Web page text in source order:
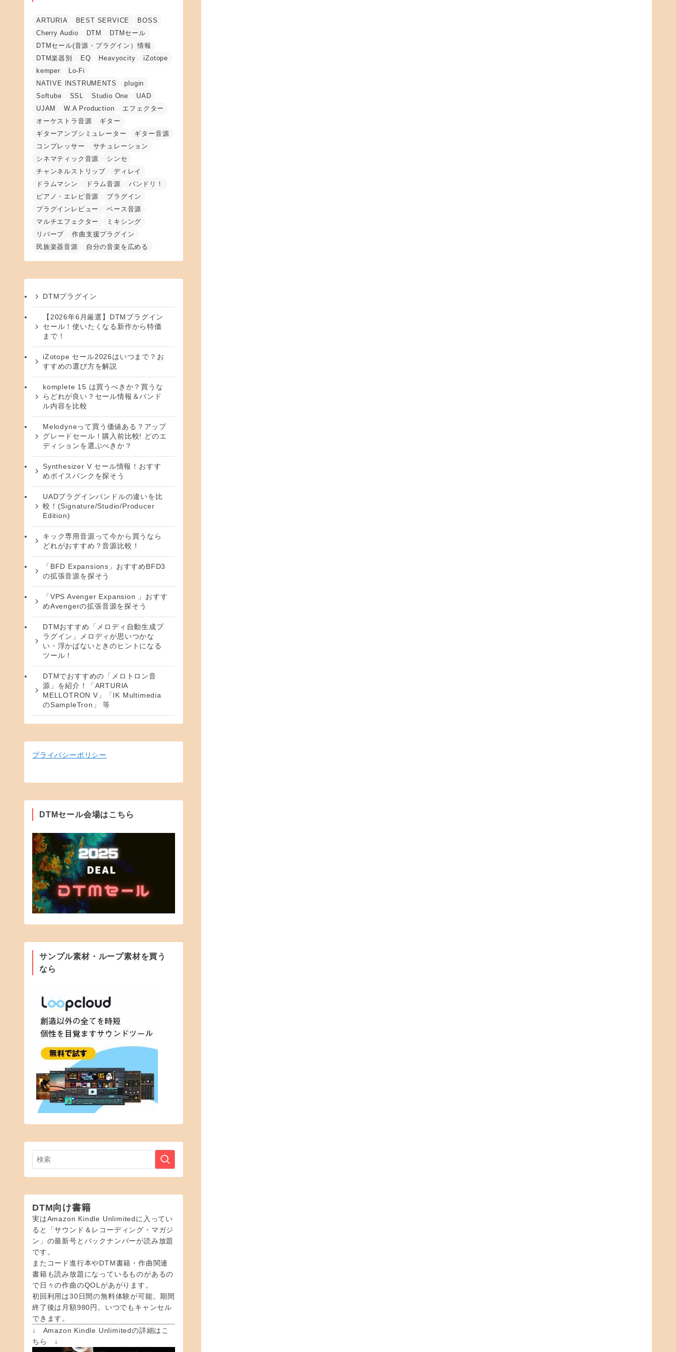
ARTURIA BEST SERVICE
BOSS
Cherry Audio
DTM
DTMセール
DTMセール(音源・プラグイン）情報
DTM楽器別
EQ Heavyocity
iZotope
kemper
Lo-Fi
NATIVE INSTRUMENTS
plugin
Softube
SSL Studio One
UAD
UJAM
W.A Production
エフェクター
オーケストラ音源
ギター
ギターアンプシミュレーター
ギター音源
コンプレッサー
サチュレーション
シネマティック音源
シンセ
チャンネルストリップ
ディレイ
ドラムマシン
ドラム音源
バンドリ！
ピアノ・エレピ音源
プラグイン
プラグインレビュー
ベース音源
マルチエフェクター
ミキシング
リバーブ
作曲支援プラグイン
民族楽器音源
自分の音楽を広める
DTMプラグイン
【2026年6月厳選】DTMプラグイン
セール！使いたくなる新作から特価
まで！
iZotope セール2026はいつまで？お
すすめの選び方を解説
komplete 15 は買うべきか？買うな
らどれが良い？セール情報＆バンド
ル内容を比較
Melodyneって買う価値ある？アップ
グレードセール！購入前比較! どのエ
ディションを選ぶべきか？
Synthesizer V セール情報！おすす
めボイスバンクを探そう
UADプラグインバンドルの違いを比
較！(Signature/Studio/Producer
Edition)
キック専用音源って今から買うなら
どれがおすすめ？音源比較！
「BFD Expansions」おすすめBFD3
の拡張音源を探そう
「VPS Avenger Expansion 」おすす
めAvengerの拡張音源を探そう
DTMおすすめ「メロディ自動生成プ
ラグイン」メロディが思いつかな
い・浮かばないときのヒントになる
ツール！
DTMでおすすめの「メロトロン音
源」を紹介！「ARTURIA
MELLOTRON V」「IK Multimedia
のSampleTron」 等
プライバシーポリシー
DTMセール会場はこちら
サンプル素材・ループ素材を買う
なら
DTM向け書籍
実はAmazon Kindle Unlimitedに入ってい
ると「サウンド＆レコーディング・マガジ
ン」の最新号とバックナンバーが読み放題
です。
またコード進行本やDTM書籍・作曲関連
書籍も読み放題になっているものがあるの
で日々の作曲のQOLがあがります。
初回利用は30日間の無料体験が可能。期間
終了後は月額980円。いつでもキャンセル
できます。
↓ Amazon Kindle Unlimitedの詳細はこ
ちら ↓